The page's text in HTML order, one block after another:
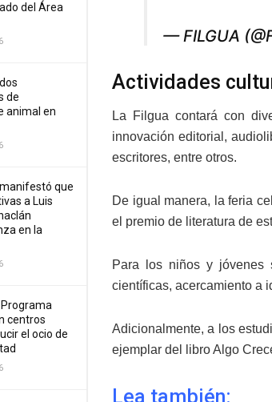
del Área
de
animal en
que
a Luis
en la
centros
el ocio de
— FILGUA
Actividades
La Filgua contará con
innovación editorial,
escritores, entre otros.
De igual manera, la feria
el premio de literatura de
Para los niños y jóvenes
científicas, acercamiento a
Adicionalmente, a los
ejemplar del libro Algo
Lea también: